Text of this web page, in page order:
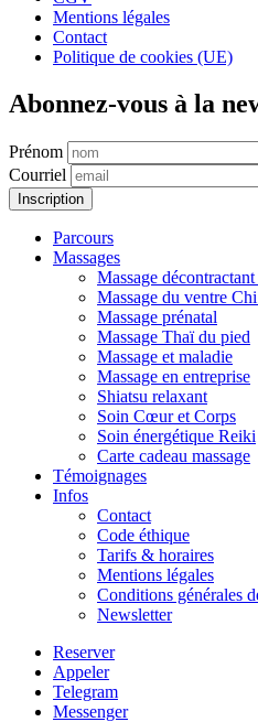
Mentions légales
Contact
Politique de cookies (UE)
Abonnez-vous à la
Prénom
Courriel
Parcours
Massages
Massage
Massage du ventre
Massage prénatal
Massage Thaï du pied
Massage et maladie
Massage en entreprise
Shiatsu relaxant
Soin Cœur et Corps
Soin énergétique Reiki
Carte cadeau massage
Témoignages
Infos
Contact
Code éthique
Tarifs & horaires
Mentions légales
Conditions générales
Newsletter
Reserver
Appeler
Telegram
Messenger